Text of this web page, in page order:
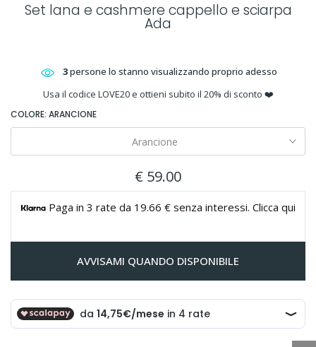
Set lana e cashmere cappello e sciarpa
Ada
3persone lo stanno visualizzando proprio adesso
Usa il codice LOVE20 e ottieni subito il 20% di sconto ❤️
COLORE: ARANCIONE
Arancione
€ 59.00
Paga in 3 rate da 19.66 € senza interessi. Clicca qui
AVVISAMI QUANDO DISPONIBILE